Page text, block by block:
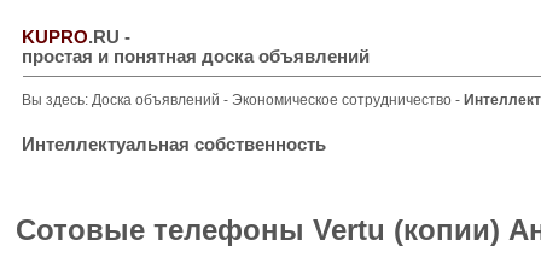
KUPRO.RU -
простая и понятная доска объявлений
Вы здесь: Доска объявлений - Экономическое сотрудничество -
Интеллектуальная собственность
Сотовые телефоны Vertu (копии)